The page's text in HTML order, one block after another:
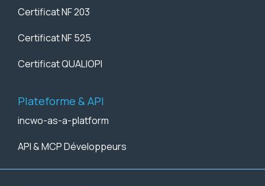
Certificat NF 203
Certificat NF 525
Certificat QUALIOPI
Plateforme & API
incwo-as-a-platform
API & MCP Développeurs